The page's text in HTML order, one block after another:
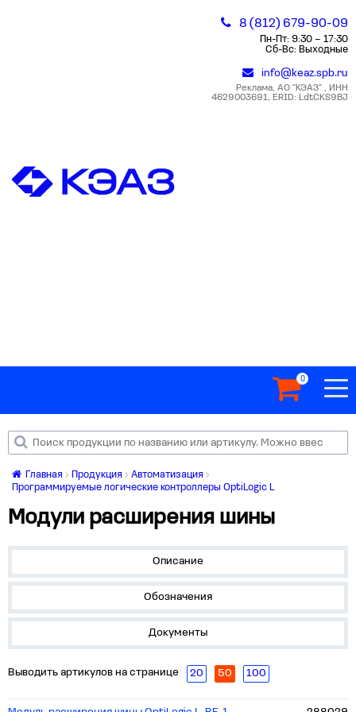
8 (812) 679-90-09
Пн-Пт: 9:30 – 17:30
Сб-Вс: Выходные
info@keaz.spb.ru
Реклама, АО "КЭАЗ" , ИНН
4629003691, ERID: LdtCKS9BJ
0
Главная Продукция
Автоматизация
Программируемые логические контроллеры OptiLogic L
Модули расширения шины
Описание
Обозначения
Документы
Выводить артикулов на странице 20 50 100